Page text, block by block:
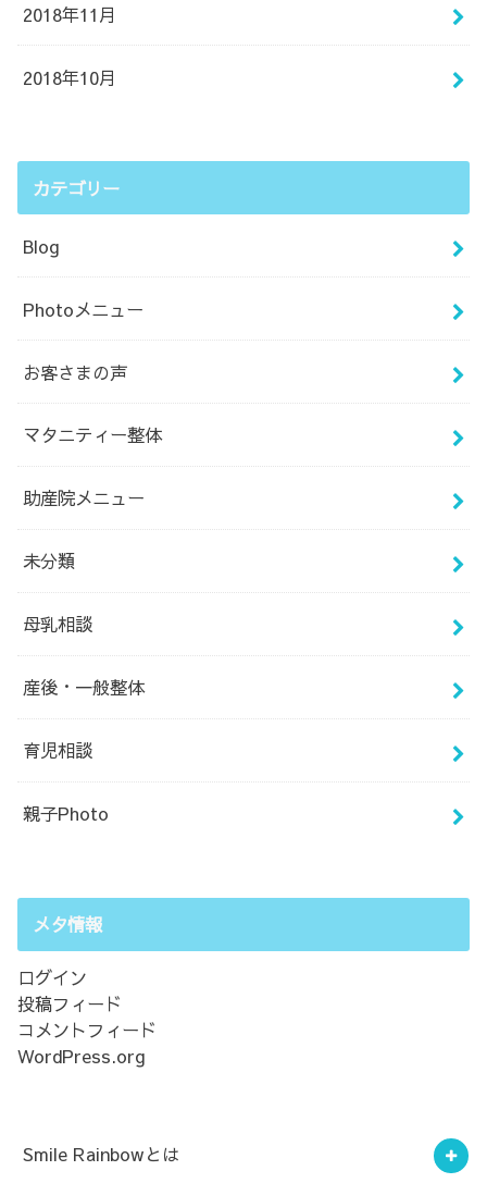
2018年11月
2018年10月
カテゴリー
Blog
Photoメニュー
お客さまの声
マタニティー整体
助産院メニュー
未分類
母乳相談
産後・一般整体
育児相談
親子Photo
メタ情報
ログイン
投稿フィード
コメントフィード
WordPress.org
Smile Rainbowとは